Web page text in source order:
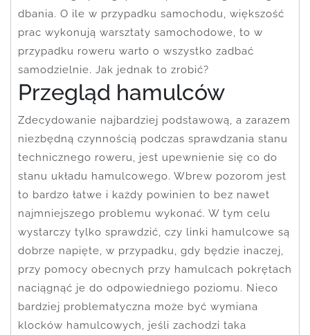
dbania. O ile w przypadku samochodu, większość
prac wykonują warsztaty samochodowe, to w
przypadku roweru warto o wszystko zadbać
samodzielnie. Jak jednak to zrobić?
Przegląd hamulców
Zdecydowanie najbardziej podstawową, a zarazem
niezbędną czynnością podczas sprawdzania stanu
technicznego roweru, jest upewnienie się co do
stanu układu hamulcowego. Wbrew pozorom jest
to bardzo łatwe i każdy powinien to bez nawet
najmniejszego problemu wykonać. W tym celu
wystarczy tylko sprawdzić, czy linki hamulcowe są
dobrze napięte, w przypadku, gdy będzie inaczej,
przy pomocy obecnych przy hamulcach pokrętach
naciągnąć je do odpowiedniego poziomu. Nieco
bardziej problematyczna może być wymiana
klocków hamulcowych, jeśli zachodzi taka